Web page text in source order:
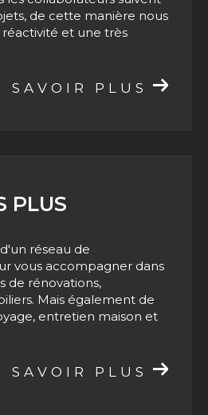
pour vos
Albi?Contacteznotre
les collaborateurs suivent
de cette manière nous
et une très
SAVOIR PLUS
PLUS
réseau de
vous accompagner dans
de rénovations,
Mais également de
entretien maison et
SAVOIR PLUS